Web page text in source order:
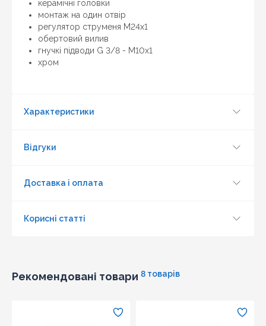
керамічні головки
монтаж на один отвір
регулятор струменя M24x1
обертовий вилив
гнучкі підводи G 3/8 - M10x1
хром
Характеристики
Відгуки
Доставка і оплата
Корисні статті
Рекомендовані товари 8 товарів
дешевше ніж у нас ... дайте нам знати, і ми будемо
раді запропонувати вигіднішу для Вас ціну (за умови,
що товар даної моделі повинен бути у конкурента в
наявності і ціна на даний товар в іншому інтернет-
магазині актуальна і діюча)